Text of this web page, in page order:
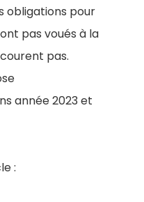
obligations pour
pas voués à la
pas.
année 2023 et
: